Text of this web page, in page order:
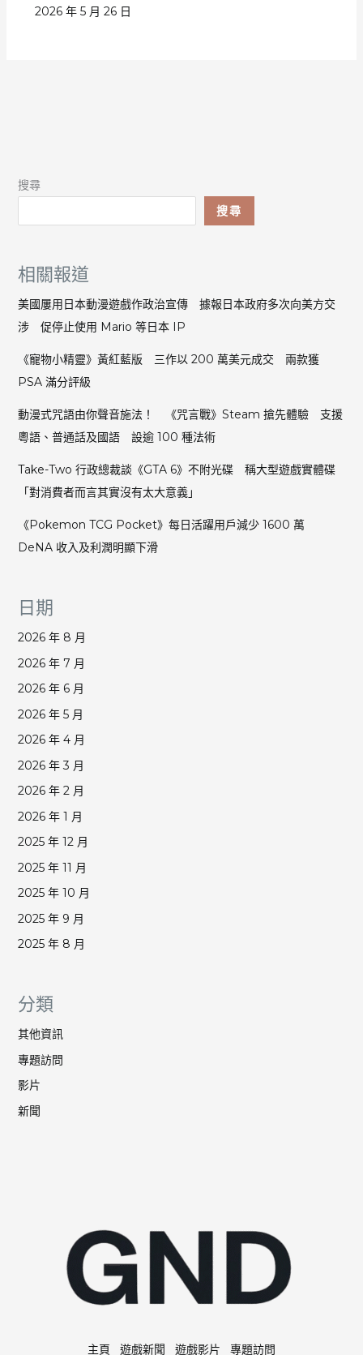
2026 年 5 月 26 日
搜尋
搜尋
相關報道
美國屢用日本動漫遊戲作政治宣傳 據報日本政府多次向美方交
涉 促停止使用 Mario 等日本 IP
《寵物小精靈》黃紅藍版 三作以 200 萬美元成交 兩款獲
PSA 滿分評級
動漫式咒語由你聲音施法！ 《咒言戰》Steam 搶先體驗 支援
粵語、普通話及國語 設逾 100 種法術
Take-Two 行政總裁談《GTA 6》不附光碟 稱大型遊戲實體碟
「對消費者而言其實沒有太大意義」
《Pokemon TCG Pocket》每日活躍用戶減少 1600 萬
DeNA 收入及利潤明顯下滑
日期
2026 年 8 月
2026 年 7 月
2026 年 6 月
2026 年 5 月
2026 年 4 月
2026 年 3 月
2026 年 2 月
2026 年 1 月
2025 年 12 月
2025 年 11 月
2025 年 10 月
2025 年 9 月
2025 年 8 月
分類
其他資訊
專題訪問
影片
新聞
主頁 遊戲新聞 遊戲影片 專題訪問